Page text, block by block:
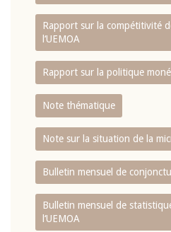
Rapport sur la compétitivité
l‘UEMOA
Rapport sur la politique
Note thématique
Note sur la situation de la
Bulletin mensuel de
Bulletin mensuel de
l‘UEMOA